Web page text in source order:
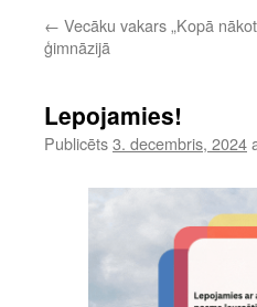
← Vecāku vakars „Kopā
ģimnāzijā
Lepojamies!
Publicēts3. decembris, 2024